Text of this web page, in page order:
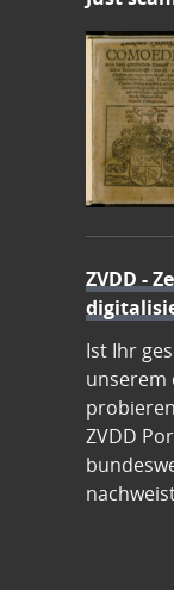
ZVDD -
Ist Ihr
unserem
ZVDD